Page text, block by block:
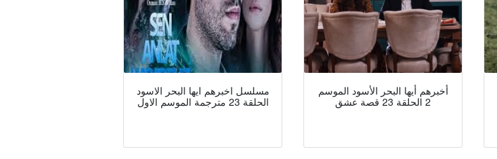
مسلسل اخبرهم ايها البحر الاسود
الحلقة 23 مترجمة الموسم الاول
أخبرهم أيها البحر الأسود الموسم
2 الحلقة 23 قصة عشق